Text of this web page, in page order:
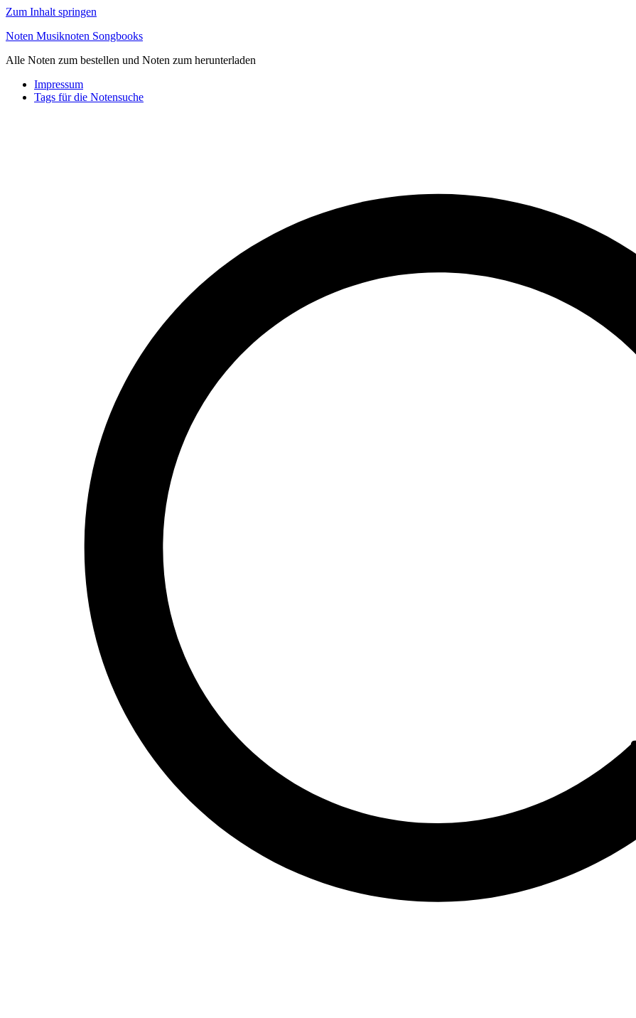
Zum Inhalt springen
Noten Musiknoten Songbooks
Alle Noten zum bestellen und Noten zum herunterladen
Impressum
Tags für die Notensuche